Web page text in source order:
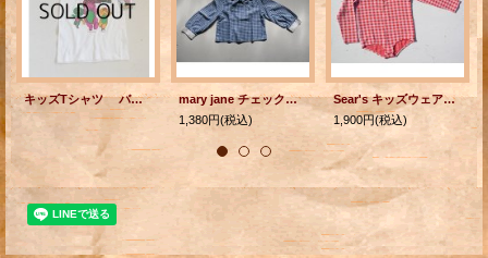
キッズTシャツ バーニー ユニバーサルスタジオ フロリダ size: 6〜8歳 A Day in the Park With Barney at Universal Studios Florida ©1995 The Lyons Group MADE IN USA 100% COTTON
mary jane チェック柄：ネイビーブルー 女の子服 size 5 アメリカサイズ 5 / 日本サイズ ５才
1,380円(税込)
Sear's キッズウェア 長袖シャツ（ジッパータイプ） サイズ112-122cm(6歳）
1,900円(税込)